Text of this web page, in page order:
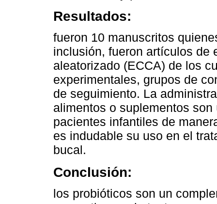
Resultados:
fueron 10 manuscritos
inclusión, fueron artículos de
aleatorizado (ECCA) de los
experimentales, grupos de
de seguimiento. La
alimentos o suplementos
pacientes infantiles de
es indudable su uso en el
bucal.
Conclusión:
los probióticos son un